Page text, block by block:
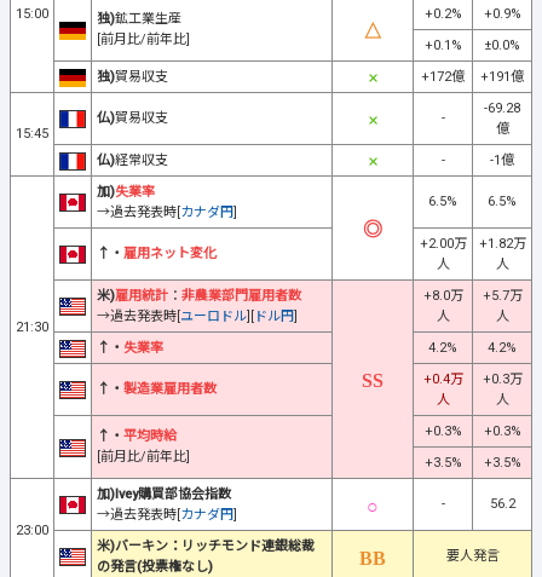
15:00 独)鉱工業生産
[前月比/前年比]
+0.2%
+0.9%
+0.1%
±0.0%
独)貿易収支 +172億 +191億
15:45
仏)貿易収支 -
-69.28
億
仏)経常収支 - -1億
21:30
加)失業率
→過去発表時[ カナダ円
6.5% 6.5%
↑・ 雇用ネット変化
+2.00万
人
+1.82万
人
米)雇用統計 ： 非農業部門雇用者数
→過去発表時[ ユーロドル ドル円
+8.0万
人
+5.7万
人
↑・ 失業率 4.2% 4.2%
↑・ 製造業雇用者数
+0.4万
人
+0.3万
人
↑・ 平均時給
[前月比/前年比]
+0.3%
+0.3%
+3.5%
+3.5%
23:00
加)Ivey購買部協会指数
→過去発表時[ カナダ円
- 56.2
米)バーキン：リッチモンド連銀総裁
の発言(投票権なし)
要人発言